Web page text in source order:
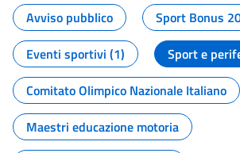
Avviso pubblico
Sport Bonus
Eventi sportivi (1)
Sport e
Comitato Olimpico Nazionale Italiano
Maestri educazione motoria